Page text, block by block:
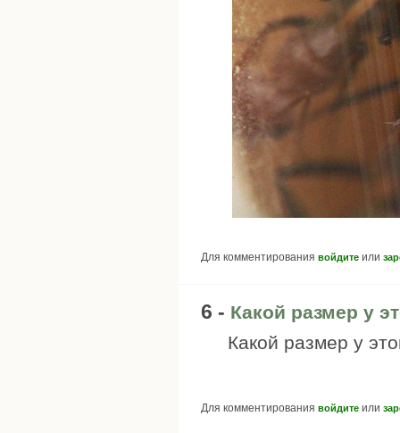
Для комментирования войдите или
6 - Какой размер у
Какой размер у
Для комментирования войдите или